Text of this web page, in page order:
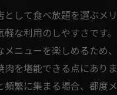
として食べ放題を選ぶメ
軽な利用のしやすさです
メニューを楽しめるため
肉を堪能できる点にあり
頻繁に集まる場合、都度